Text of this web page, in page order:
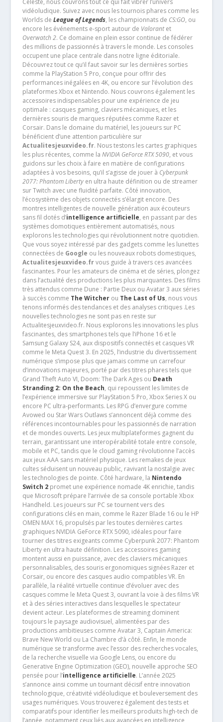
vidéoludique. Suivez avec nous les tournois phares comme les
Worlds de League of Legends, les championnats de CS:GO, ou
encore les événements e-sport autour de Valorantet
Overwatch 2. Ce domaine en plein essor continue de fédérer
des millions de passionnés à travers le monde. Les consoles
occupent une place centrale dans notre ligne éditoriale.
Découvrez tout ce qu’il faut savoir sur les dernières sorties
comme la PlayStation 5 Pro, conçue pour offrir des
performances inégalées en 4K, ou encore sur l’évolution des
plateformes Xbox et Nintendo. Nous couvrons également les
accessoires indispensables pour une expérience de jeu
optimale : casques gaming, claviers mécaniques, et les
dernières souris de marques réputées comme Razer et
Corsair. Dans le domaine du matériel, les joueurs sur PC
bénéficient d’une attention particulière sur
Actualitesjeuxvideo.fr. Nous testons les cartes graphiques
les plus récentes, comme la NVIDIA GeForce RTX 5090, et vous
guidons sur les choix à faire en matière de configurations
adaptées à vos besoins, qu’il s’agisse de jouer à Cyberpunk
2077: Phantom Libertyen ultra haute définition ou de streamer
sur Twitch avec une fluidité parfaite. Côté innovation,
l’écosystème des objets connectés s’élargit encore. Des
montres intelligentes de nouvelle génération aux écouteurs
sans fil dotés d’intelligence artificielle, en passant par des
systèmes domotiques entièrement automatisés, nous
explorons les technologies qui révolutionnent notre quotidien.
Que vous soyez intéressé par des gadgets comme les lunettes
connectées de Google ou les nouveaux robots domestiques,
Actualitesjeuxvideo.frvous guide à travers ces avancées
fascinantes. Pour les amateurs de cinéma et de séries, plongez
dans l’actualité des productions les plus marquantes. Des films
très attendus comme Dune : Partie Deux ou Avatar 3 aux séries
à succès comme The Witcherou The Last of Us, nous vous
tenons informés des tendances et des analyses critiques .Les
nouvelles technologies ne sont pas en reste sur
Actualitesjeuxvideo.fr. Nous explorons les innovations les plus
fascinantes, des smartphones tels que l’iPhone 16 et le
Samsung Galaxy S24, aux dispositifs connectés et casques VR
comme le Meta Quest 3. En 2025, l’industrie du divertissement
numérique s’impose plus que jamais comme un carrefour
d’innovations majeures, porté par des titres phares tels que
Grand Theft Auto VI, Doom: The Dark Ages ou Death
Stranding 2: On the Beach, qui repoussent les limites de
l’expérience immersive sur PlayStation 5 Pro, Xbox Series X ou
encore PC ultra-performants. Les RPG d’envergure comme
Avowed ou Star Wars Outlaws s’annoncent déjà comme des
références incontournables pour les passionnés de narration
et de mondes ouverts. Les jeux multiplateformes gagnent du
terrain, garantissant une interopérabilité totale entre console,
mobile et PC, tandis que le cloud gaming révolutionne l’accès
aux jeux AAA sans matériel physique. Les remakes de jeux
cultes séduisent un nouveau public, ravivant la nostalgie avec
les technologies de pointe. Côté hardware, la Nintendo
Switch 2promet une expérience nomade 4K enrichie, tandis
que Microsoft prépare l’arrivée de sa console portable Xbox
Handheld. Les joueurs sur PC se tournent vers des
configurations clés en main, comme le Razer Blade 16 ou le HP
OMEN MAX 16, propulsés par les toutes dernières cartes
graphiques NVIDIA GeForce RTX 5090, idéales pour faire
tourner des titres exigeants comme Cyberpunk 2077: Phantom
Liberty en ultra haute définition. Les accessoires gaming
montent aussi en puissance, avec des claviers mécaniques
personnalisables, des souris ergonomiques signées Razer et
Corsair, ou encore des casques audio compatibles VR. En
parallèle, la réalité virtuelle continue d’évoluer avec des
casques comme le Meta Quest 3, ouvrant la voie à des films VR
et à des séries interactives dans lesquelles le spectateur
devient acteur. Les plateformes de streaming dominent
toujours le paysage audiovisuel, alimentées par des
productions ambitieuses comme Avatar 3, Captain America:
Brave New World ou La Chambre d’à côté. Enfin, le monde
numérique se transforme avec l’essor des recherches vocales,
de la recherche visuelle via Google Lens, ou encore du
Generative Engine Optimization (GEO), nouvelle approche SEO
pensée pour l’intelligence artificielle. L’année 2025
s’annonce ainsi comme un tournant décisif entre innovation
technologique, créativité vidéoludique et bouleversement des
usages numériques. Vous trouverez également des tests et
comparatifs pour identifier les meilleurs produits high-tech de
l’année, notamment ceux liés aux avancées en intelligence